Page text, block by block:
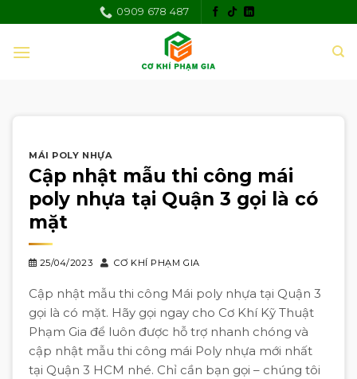
content
0909 678 487
MÁI POLY NHỰA
Cập nhật mẫu thi công mái
poly nhựa tại Quận 3 gọi là có
mặt
25/04/2023 CƠ KHÍ PHẠM GIA
Cập nhật mẫu thi công Mái poly nhựa tại Quận 3
gọi là có mặt. Hãy gọi ngay cho Cơ Khí Kỹ Thuật
Phạm Gia để luôn được hỗ trợ nhanh chóng và
cập nhật mẫu thi công mái Poly nhựa mới nhất
tại Quận 3 HCM nhé. Chỉ cần bạn gọi – chúng tôi